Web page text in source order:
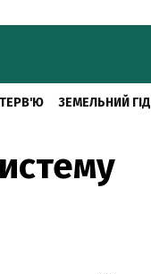
ЗЕМЕЛЬНИЙ ГІД